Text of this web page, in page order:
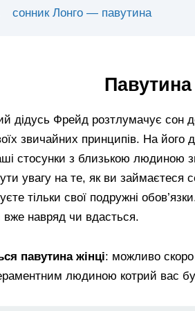
сонник Лонго — павутина
дідусь Фрейд розтлумачує сон
звичайних принципів. На
стосунки з близькою людиною
увагу на те, як ви
тільки свої подружні
вже навряд чи вдасться.
павутина жінці: можливо
людиною котрий вас